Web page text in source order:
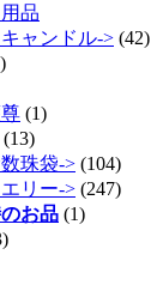
品
ャンドル-> (42)
(1)
(13)
珠袋-> (104)
リー-> (247)
お品 (1)